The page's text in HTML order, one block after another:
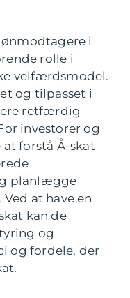
i
rolle i
velfærdsmodel.
og tilpasset i
retfærdig
investorer og
forstå Å-skat
planlægge
at have en
kan de
og
og fordele, der